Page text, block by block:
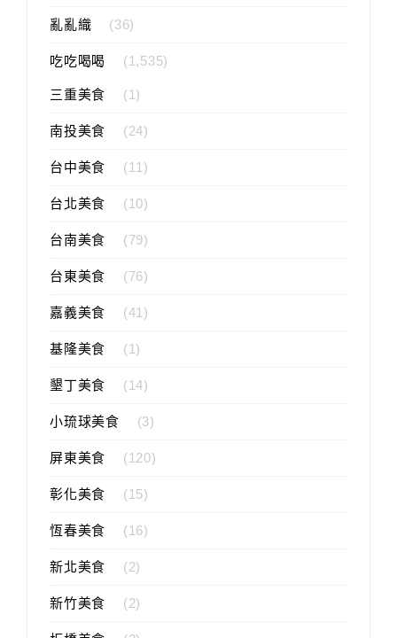
亂亂織 (36)
吃吃喝喝 (1,535)
三重美食 (1)
南投美食 (24)
台中美食 (11)
台北美食 (10)
台南美食 (79)
台東美食 (76)
嘉義美食 (41)
基隆美食 (1)
墾丁美食 (14)
小琉球美食 (3)
屏東美食 (120)
彰化美食 (15)
恆春美食 (16)
新北美食 (2)
新竹美食 (2)